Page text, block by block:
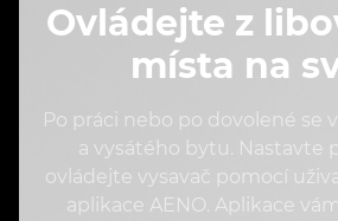
Ovládejte z
místa na
Po práci nebo po dovolené se
a vysátého bytu. Nastavte
ovládejte vysavač pomocí
aplikace AENO. Aplikace